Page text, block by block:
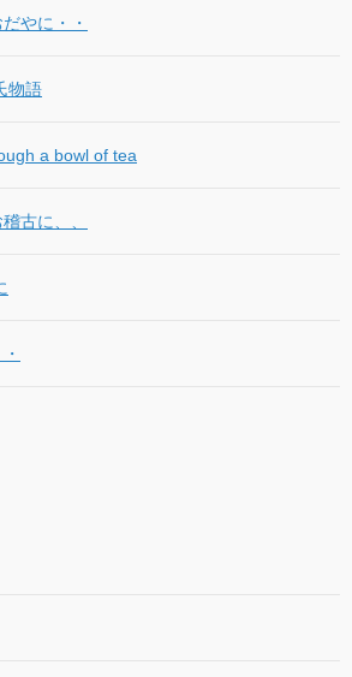
やに・・
物語
a bowl of tea
古に、、